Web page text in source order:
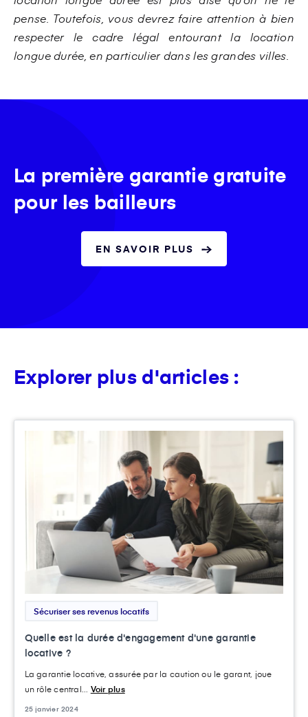
pense. Toutefois, vous devrez faire attention à bien
respecter le cadre légal entourant la location
longue durée, en particulier dans les grandes villes.
La première garantie gratuite
pour les bailleurs
EN SAVOIR PLUS
Explorer plus d'articles :
Sécuriser ses revenus locatifs
Quelle est la durée d'engagement d'une garantie
locative ?
La garantie locative, assurée par la caution ou le garant, joue
un rôle central... Voir plus
25 janvier 2024